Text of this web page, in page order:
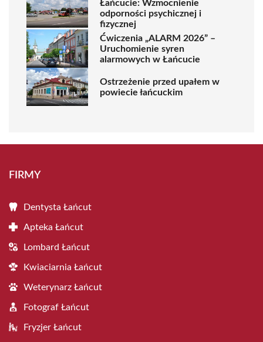
Łańcucie: Wzmocnienie
odporności psychicznej i
fizycznej
Ćwiczenia „ALARM 2026” –
Uruchomienie syren
alarmowych w Łańcucie
Ostrzeżenie przed upałem w
powiecie łańcuckim
FIRMY
Dentysta Łańcut
Apteka Łańcut
Lombard Łańcut
Kwiaciarnia Łańcut
Weterynarz Łańcut
Fotograf Łańcut
Fryzjer Łańcut